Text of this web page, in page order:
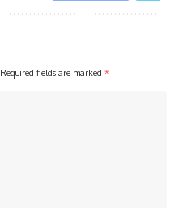
Required fields are marked *